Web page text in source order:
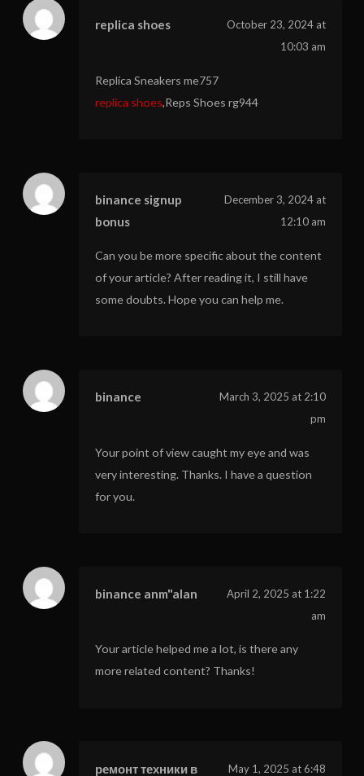
replica shoes
October 23, 2024 at
10:03 am
Replica Sneakers me757
replica shoes,Reps Shoes rg944
binance signup
bonus
December 3, 2024 at
12:10 am
Can you be more specific about the content
of your article? After reading it, I still have
some doubts. Hope you can help me.
binance
March 3, 2025 at 2:10
pm
Your point of view caught my eye and was
very interesting. Thanks. I have a question
for you.
binance anm"alan
April 2, 2025 at 1:22
am
Your article helped me a lot, is there any
more related content? Thanks!
ремонт техники в
May 1, 2025 at 6:48